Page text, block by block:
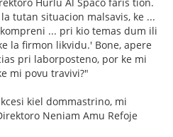
tutan situacion malsavis, ke ...
... pri kio temas dum ili
la firmon likvidu.' Bone, apere
pri laborposteno, por ke mi
mi povu travivi?"
kiel dommastrino, mi
Neniam Amu Refoje